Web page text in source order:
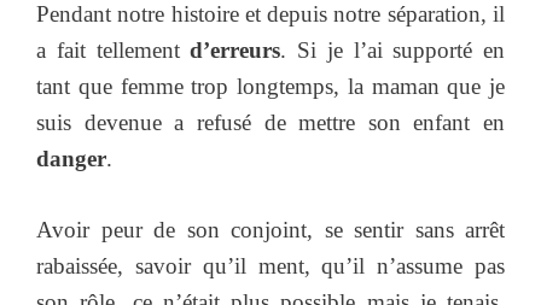
Pendant notre histoire et depuis notre séparation, il
a fait tellementd’erreurs. Si je l’ai supporté en
tant que femme trop longtemps, la maman que je
suis devenue a refusé de mettre son enfant en
danger.
Avoir peur de son conjoint, se sentir sans arrêt
rabaissée, savoir qu’il ment, qu’il n’assume pas